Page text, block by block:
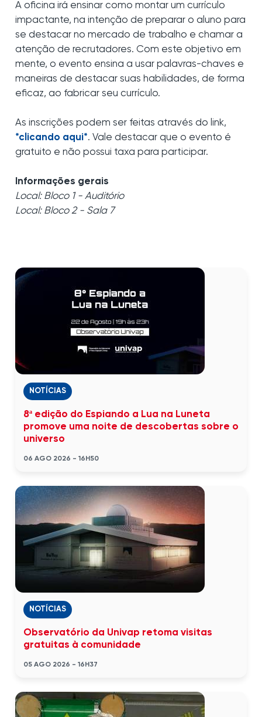
A oficina irá ensinar como montar um currículo
impactante, na intenção de preparar o aluno para
se destacar no mercado de trabalho e chamar a
atenção de recrutadores. Com este objetivo em
mente, o evento ensina a usar palavras-chaves e
maneiras de destacar suas habilidades, de forma
eficaz, ao fabricar seu currículo.
As inscrições podem ser feitas através do link,
*clicando aqui*. Vale destacar que o evento é
gratuito e não possui taxa para participar.
Informações gerais
Local: Bloco 1 - Auditório
Local: Bloco 2 - Sala 7
NOTÍCIAS
8ª edição do Espiando a Lua na Luneta
promove uma noite de descobertas sobre o
universo
06 AGO 2026 - 16H50
NOTÍCIAS
Observatório da Univap retoma visitas
gratuitas à comunidade
05 AGO 2026 - 16H37